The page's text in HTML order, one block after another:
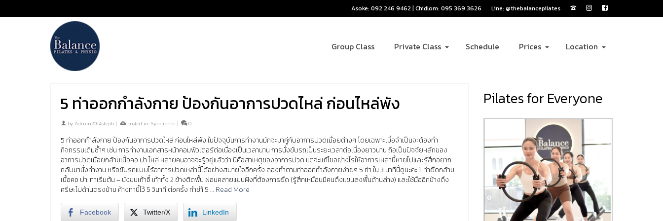
Asoke: 092 246 9462 | Chidlom: 095 369 3626 Line: @thebalancepilates
Group Class Private Class Schedule Prices Location
5 ท่าออกกำลังกาย ป้องกันอาการปวดไหล่ ก่อนไหล่พัง
byAdmin2014steph | posted in: Syndrome | 0
5 ท่าออกกำลังกาย ป้องกันอาการปวดไหล่ ก่อนไหล่พัง ในปัจจุบันการทำงานมักจะมาคู่กับอาการปวดเมื่อยต่างๆ โดยเฉพาะเมื่อจำเป็นจะต้องทำ
กิจกรรมเดิมซ้ำๆ เช่น การทำงานเอกสารหน้าคอมพิวเตอร์ต่อเนื่องเป็นเวลานาน การนั่งขับรถเป็นระยะเวลาต่อเนื่องยาวนาน ถือเป็นปัจจัยหลักของ
อาการปวดเมื่อยกล้ามเนื้อคอ บ่า ไหล่ หลายคนอาจจะรู้อยู่แล้วว่า นี่คือสาเหตุของอาการปวด แต่จะแก้ไขอย่างไรให้อาการเหล่านี้หายไปและรู้สึกอยาก
กลับมานั่งทำงาน หรือขับรถแบบไร้อาการปวดเหล่านี้ได้อย่างสบายใจอีกครั้ง ลองทำตามท่าออกกำลังกายง่ายๆ 5 ท่า ใน 3 นาทีนี้ดูนะคะ 1. ท่ายืดกล้าม
เนื้อคอ บ่า: ท่าเริ่มต้น – นั่งขนเก้าอี้ เท้าทั้ง 2 ข้างติดพื้น ผ่อนคลายแขนฝั่งที่ต้องการยืด (รู้สึกเหมือนมีคนดึงแขนลงพื้นด้านล่าง) และใช้มืออีกข้างดึง
ศรีษะไปด้านตรงข้าม ค้างท่านี้ไว้ 5 วินาที ต่อครั้ง ทำซำ้ 5 … Read More
Facebook Twitter/X LinkedIn
Pilates for Everyone